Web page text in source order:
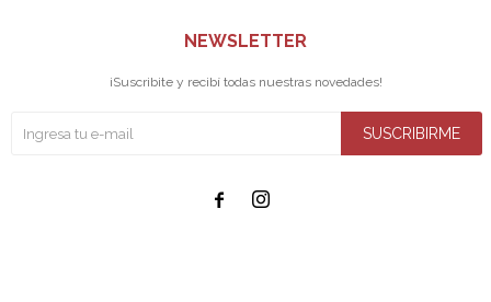
NEWSLETTER
¡Suscribite y recibí todas nuestras novedades!
SUSCRIBIRME
 